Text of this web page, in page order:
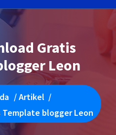
Gratis
Leon
/Artikel /
Template blogger Leon